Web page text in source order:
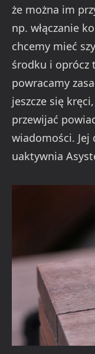
że można im
np. włączanie
chcemy mieć
środku i oprócz
powracamy
jeszcze się
przewijać
wiadomości. Jej
uaktywnia